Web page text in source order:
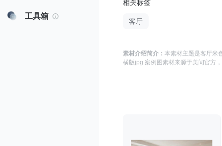
工具箱
相关标签
客厅
素材介绍简介：本素材主题是客厅米
横版jpg 案例图 素材来源于美间官方